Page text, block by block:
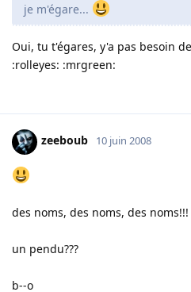
je m'égare...
Oui, tu t'égares, y'a pas besoin
:rolleyes: :mrgreen:
zeeboub 10 juin 2008
des noms, des noms, des noms!!!
un pendu???
b--o